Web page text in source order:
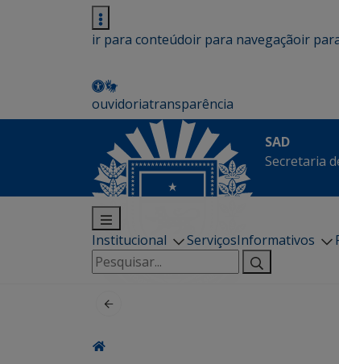
ir para conteúdoir para navegaçãoir
ouvidoriatransparência
SAD
Secretaria
Institucional ServiçosInformativos
Pesquisar
por: